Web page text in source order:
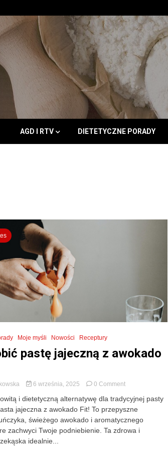
AGD I RTV DIETETYCZNE PORADY
Moje myśli Nowości Receptury
pastę jajeczną z awokado
6 września, 2025 0 Commenton
zrobić
pastę
jajeczną
z
i dietetyczną alternatywę dla tradycyjnej pasty
jajeczna z awokado Fit! To przepyszne
świeżego awokado i aromatycznego
zachwyci Twoje podniebienie. Ta zdrowa i
idealnie...